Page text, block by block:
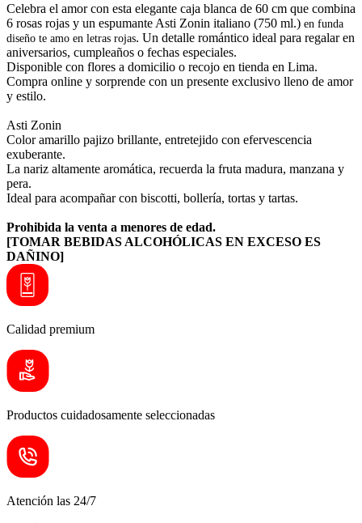
Celebra el amor con esta elegante caja blanca de 60 cm que combina
6 rosas rojas y un espumante Asti Zonin italiano (750 ml.) en funda
diseño te amo en letras rojas. Un detalle romántico ideal para regalar en
aniversarios, cumpleaños o fechas especiales.
Disponible con flores a domicilio o recojo en tienda en Lima.
Compra online y sorprende con un presente exclusivo lleno de amor
y estilo.
Asti Zonin
Color amarillo pajizo brillante, entretejido con efervescencia
exuberante.
La nariz altamente aromática, recuerda la fruta madura, manzana y
pera.
Ideal para acompañar con biscotti, bollería, tortas y tartas.
Prohibida la venta a menores de edad.
[TOMAR BEBIDAS ALCOHÓLICAS EN EXCESO ES
DAÑINO]
Calidad premium
Productos cuidadosamente seleccionadas
Atención las 24/7